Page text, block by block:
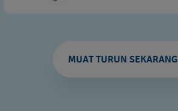
MUAT TURUN SEKARANG